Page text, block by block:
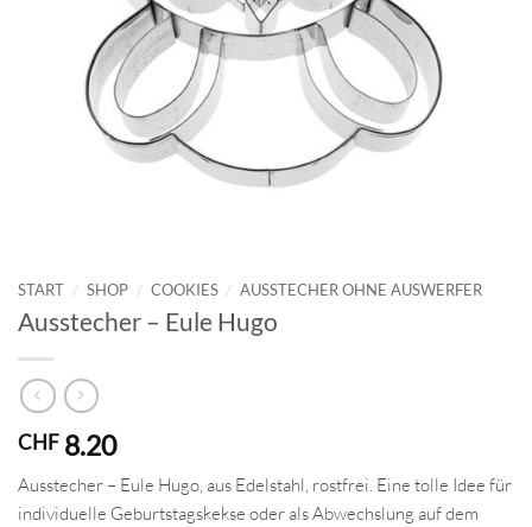
START / SHOP / COOKIES / AUSSTECHER OHNE AUSWERFER
Ausstecher – Eule Hugo
CHF 8.20
Ausstecher – Eule Hugo, aus Edelstahl, rostfrei. Eine tolle Idee für
individuelle Geburtstagskekse oder als Abwechslung auf dem